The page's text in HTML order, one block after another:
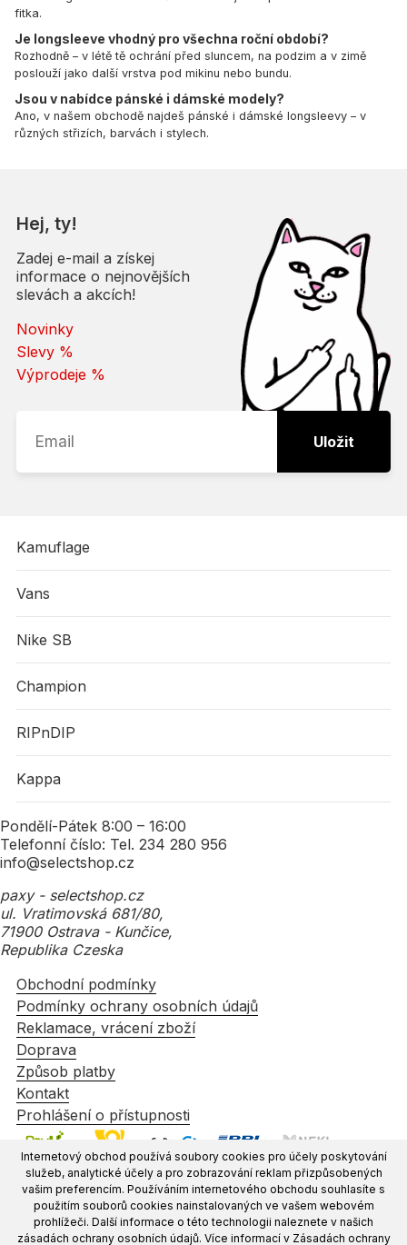
Internetový obchod používá soubory cookies pro účely poskytování
služeb, analytické účely a pro zobrazování reklam přizpůsobených
vašim preferencím. Používáním internetového obchodu souhlasíte s
použitím souborů cookies nainstalovaných ve vašem webovém
prohlížeči. Další informace o této technologii naleznete v našich
zásadách ochrany osobních údajů. Více informací v Zásadách ochrany
fitka.
Je longsleeve vhodný pro všechna roční období?
Rozhodně – v létě tě ochrání před sluncem, na podzim a v zimě
poslouží jako další vrstva pod mikinu nebo bundu.
Jsou v nabídce pánské i dámské modely?
Ano, v našem obchodě najdeš pánské i dámské longsleevy – v
různých střizích, barvách i stylech.
Hej, ty!
Zadej e-mail a získej
informace o nejnovějších
slevách a akcích!
Novinky
Slevy %
Výprodeje %
Uložit
Kamuflage
Vans
Nike SB
Champion
RIPnDIP
Kappa
Pondělí-Pátek 8:00 – 16:00
Telefonní číslo: Tel. 234 280 956
info@selectshop.cz
paxy - selectshop.cz
ul. Vratimovská 681/80,
71900 Ostrava - Kunčice,
Republika Czeska
Obchodní podmínky
Podmínky ochrany osobních údajů
Reklamace, vrácení zboží
Doprava
Způsob platby
Kontakt
Prohlášení o přístupnosti